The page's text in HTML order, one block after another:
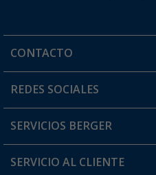
CONTACTO
Horario de atención al cliente:
¿Tienes alguna duda?
REDES SOCIALES
SERVICIOS BERGER
Conviértete en distribuidor
SERVICIO AL CLIENTE